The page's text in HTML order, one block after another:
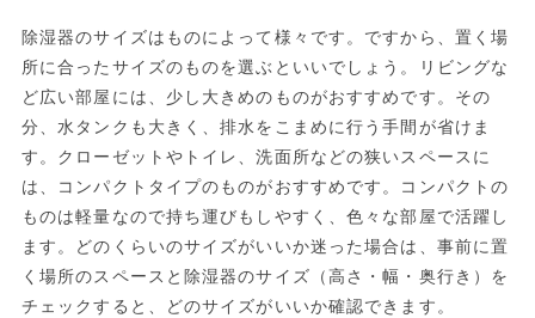
除湿器のサイズはものによって様々です。ですから、置く場
所に合ったサイズのものを選ぶといいでしょう。リビングな
ど広い部屋には、少し大きめのものがおすすめです。その
分、水タンクも大きく、排水をこまめに行う手間が省けま
す。クローゼットやトイレ、洗面所などの狭いスペースに
は、コンパクトタイプのものがおすすめです。コンパクトの
ものは軽量なので持ち運びもしやすく、色々な部屋で活躍し
ます。どのくらいのサイズがいいか迷った場合は、事前に置
く場所のスペースと除湿器のサイズ（高さ・幅・奥行き）を
チェックすると、どのサイズがいいか確認できます。